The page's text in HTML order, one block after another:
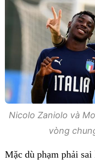
Nicolo Zaniolo và
vòng
Mặc dù phạm phải